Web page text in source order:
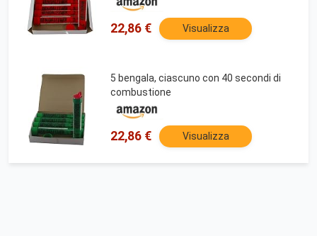
22,86 € Visualizza
5 bengala, ciascuno con 40 secondi di
combustione
22,86 € Visualizza